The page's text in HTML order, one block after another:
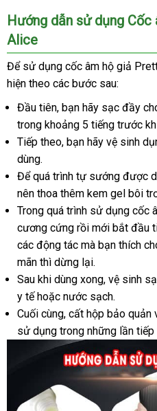
Alice
(5)
Hướng dẫn sử dụng
Alice
Để sử dụng cốc âm hộ giả
hiện theo có
nên
mua
các theo
yêu
cầu
bước sau:
Đầu tiênbình
luận
, bạn hãy sạc đầy
trong khoảng 5 tiếng trước
Tiếp theoamazon
, bạn hãy vệ sinh
dùng.
Đểthanh
lý
quá trình tự sướng dễ
dàng
được
nên thoa thêm kem gel bôi
Trong phụ
kiện
quá trình sử dụng cốc
cương cứng rồi mới bắt đầu
có
nên
mua
các động tác có
nên
mua
mà bạn thích
mãn dễ
dàng
thì dừng lại.
Sau khi dùng xongở
đâu
tốt
, vệ sinh
y tếsử
dụng
hoặc nước sạch.
Cuối cùngthế
giới
, cất hộp bảo quản
sử dụng trong amazon
những lần
hiệu
tiếp